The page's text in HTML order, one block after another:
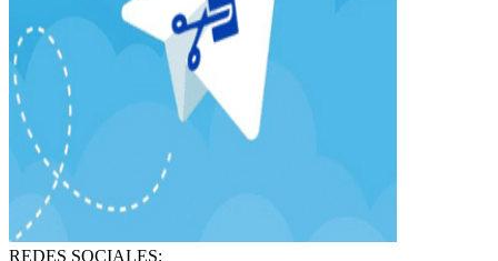
REDES SOCIALES: